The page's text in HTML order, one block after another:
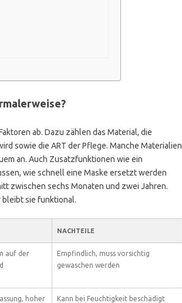
ab. Dazu zählen das Material, die
sowie die ART der Pflege. Manche Materialien
an. Auch Zusatzfunktionen wie ein
wie schnell eine Maske ersetzt werden
zwischen sechs Monaten und zwei Jahren.
bleibt sie funktional.
NACHTEILE
auf der
Empfindlich, muss vorsichtig
gewaschen werden
hoher
Kann bei Feuchtigkeit beschädigt